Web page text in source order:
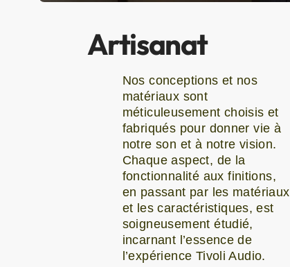
Artisanat
Nos conceptions et nos
matériaux sont
méticuleusement choisis et
fabriqués pour donner vie à
notre son et à notre vision.
Chaque aspect, de la
fonctionnalité aux finitions,
en passant par les matériaux
et les caractéristiques, est
soigneusement étudié,
incarnant l’essence de
l’expérience Tivoli Audio.